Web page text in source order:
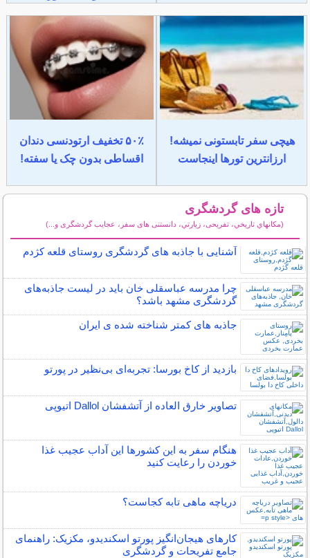
هیچی سفر تابستونی نمیشه!
ارزانترین تورها اینجاست
۵۰٪ تخفیف ارتودنسی دندان
اقساطی بدون چک یا سفته!
تازه های گردشگری
(مكانهاي تاريخي، تفریحی، زيارتي، دانستنی های سفر، عجایب گردشگری و...)
آشنایی با جاذبه های گردشگری روستای قلعه کژدم
چرا مدرسه عباسقلی خان باید در لیست جاذبه‌های
گردشگری مشهد باشد؟
جاذبه های کمتر شناخته شده ی ایران
بازدید از کاخ بورسا: تجربه‌ای بی‌نظیر در پورتو
تصاویر خارق العاده از آتشفشان Dallol اتیوپی
هنگام سفر به این کشورها این آداب عجیب غذا
خوردن را رعایت کنید
دریاچه ماهی تابه کجاست؟
کارهای هیجان‌انگیز پورتو اسکندیدو، مکزیک: راهنمای
جامع تفریحات و گردشگری